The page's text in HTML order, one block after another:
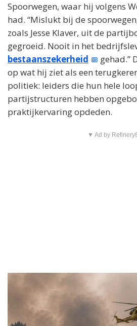
Spoorwegen, waar hij volgens
had. “Mislukt bij de
zoals Jesse Klaver, uit de
gegroeid. Nooit in het
bestaanszekerheid
gehad.”
op wat hij ziet als een
politiek: leiders die hun hele
partijstructuren hebben
praktijkervaring opdeden.
▼ Ad by